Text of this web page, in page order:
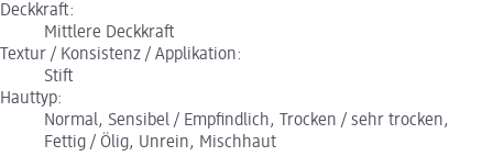
Deckkraft:
Mittlere Deckkraft
Textur / Konsistenz / Applikation:
Stift
Hauttyp:
Normal, Sensibel / Empfindlich, Trocken / sehr trocken,
Fettig / Ölig, Unrein, Mischhaut